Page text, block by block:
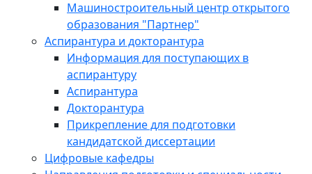
Машиностроительный центр открытого
образования "Партнер"
Аспирантура и докторантура
Информация для поступающих в
аспирантуру
Аспирантура
Докторантура
Прикрепление для подготовки
кандидатской диссертации
Цифровые кафедры